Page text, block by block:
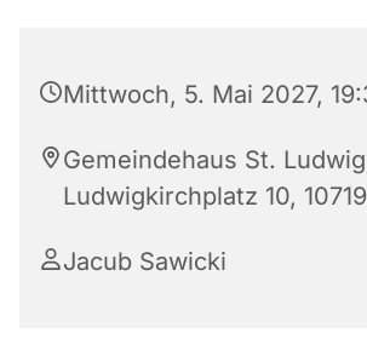
Mittwoch, 5. Mai 2027,
Gemeindehaus St.
Ludwigkirchplatz 10,
Jacub Sawicki